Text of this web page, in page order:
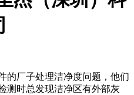
的厂子处理洁净度问题，他们
测时总发现洁净区有外部灰